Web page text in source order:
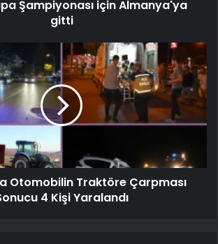
Şampiyonası için Almanya'ya
gitti
Otomobilin Traktöre Çarpması
4 Kişi Yaralandı